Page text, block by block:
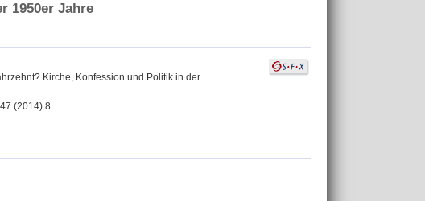
1950er Jahre
Kirche, Konfession und Politik in der
(2014) 8.